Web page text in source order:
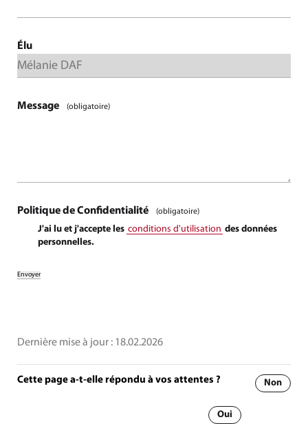
Élu
Message (obligatoire)
Politique de Confidentialité (obligatoire)
J'ai lu et j'accepte les conditions d'utilisation des données
personnelles.
Dernière mise à jour : 18.02.2026
Cette page a-t-elle répondu à vos attentes ? Non
Oui